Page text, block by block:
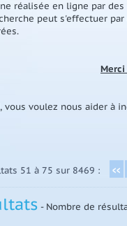
réalisée en ligne par des
peut s'effectuer par
vous voulez nous aider à
51 à 75 sur 8469 : <<
- Nombre de